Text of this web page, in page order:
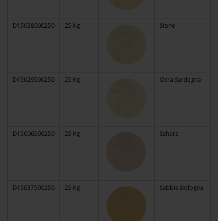
D15038000250 25 Kg Stone
D15029500250 25 Kg Ocra Sardegna
D15006500250 25 Kg Sahara
D15037500250 25 Kg Sabbia Bologna